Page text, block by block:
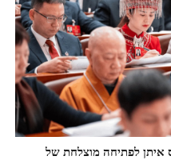
איתן לפתיחה מוצלחת של